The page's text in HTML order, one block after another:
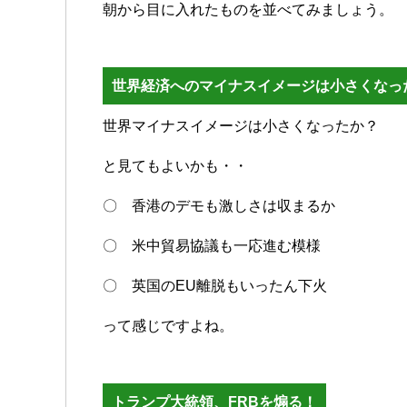
朝から目に入れたものを並べてみましょう。
世界経済へのマイナスイメージは小さくなっ
世界マイナスイメージは小さくなったか？
と見てもよいかも・・
〇 香港のデモも激しさは収まるか
〇 米中貿易協議も一応進む模様
〇 英国のEU離脱もいったん下火
って感じですよね。
トランプ大統領、FRBを煽る！